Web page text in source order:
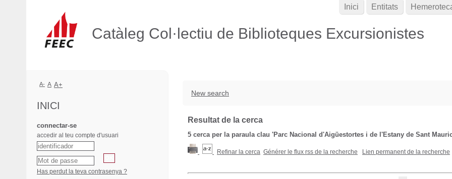
Catàleg Col·lectiu de Biblioteques Excursionistes
New search
Resultat de la cerca
5 cerca per la paraula clau 'Parc Nacional d'Aigüestortes i de l'Estany de Sant
Refinar la cerca Générer le flux rss de la recherche Lien permanent de la recherche
Inici Entitats
A- A A+
INICI
connectar-se
accedir al teu compte d'usuari
Has perdut la teva contrasenya ?